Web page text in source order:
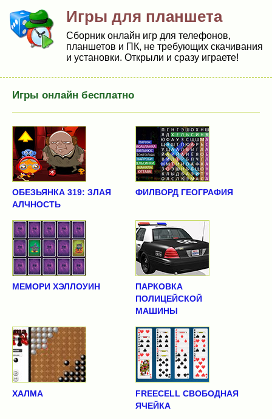
Игры для планшета
Сборник онлайн игр для телефонов,
планшетов и ПК, не требующих скачивания
и установки. Открыли и сразу играете!
Игры онлайн бесплатно
ОБЕЗЬЯНКА 319: ЗЛАЯ
АЛЧНОСТЬ
ФИЛВОРД ГЕОГРАФИЯ
МЕМОРИ ХЭЛЛОУИН
ПАРКОВКА
ПОЛИЦЕЙСКОЙ
МАШИНЫ
ХАЛМА
FREECELL СВОБОДНАЯ
ЯЧЕЙКА